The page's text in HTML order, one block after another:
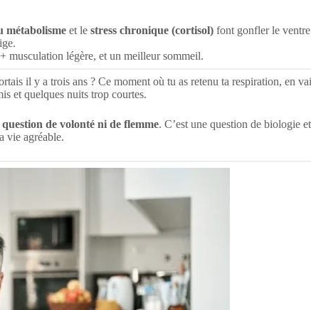
métabolisme et le stress chronique (cortisol) font gonfler le
musculation légère, et un meilleur sommeil.
il y a trois ans ? Ce moment où tu as retenu ta respiration, en
et quelques nuits trop courtes.
question de volonté ni de flemme. C’est une question de biologie
vie agréable.